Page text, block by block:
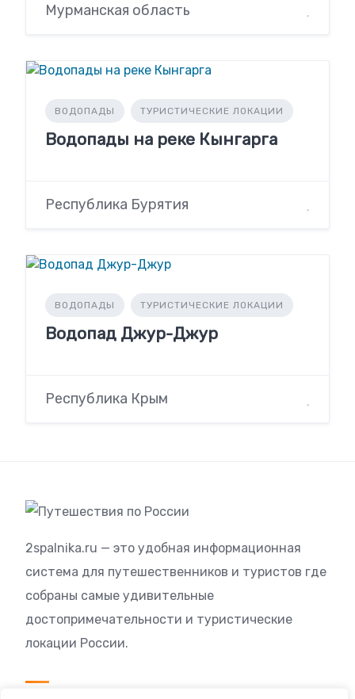
Мурманская область
ВОДОПАДЫ ТУРИСТИЧЕСКИЕ ЛОКАЦИИ
Водопады на реке Кынгарга
Республика Бурятия
ВОДОПАДЫ ТУРИСТИЧЕСКИЕ ЛОКАЦИИ
Водопад Джур-Джур
Республика Крым
2spalnika.ru — это удобная информационная
система для путешественников и туристов где
собраны самые удивительные
достопримечательности и туристические
локации России.